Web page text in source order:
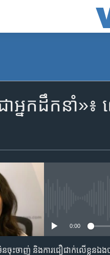
ា​​អ្នក​​ដឹកនាំ»
0:00
នចុះចាញ់ និងការជឿជាក់លើខ្លួនឯ